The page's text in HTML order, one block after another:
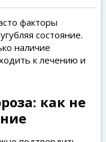
факторы
состояние.
наличие
к лечению и
как не